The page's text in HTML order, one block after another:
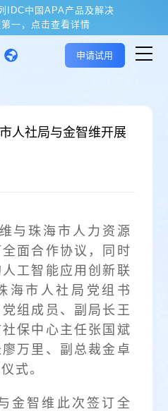
IDC中国APA产品及解决
一，点击查看详情
申请试用
人社局与金智维开展
与珠海市人力资源
面合作协议，同时
工智能应用创新联
海市人社局党组书
组成员、副局长王
保中心主任张国斌
万里、副总裁金卓
式。
金智维此次签订全